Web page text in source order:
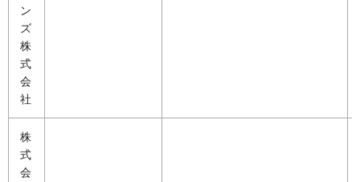
ン
ズ
株
式
会
社
株
式
会